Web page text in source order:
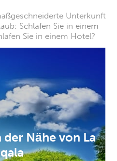
Unterkunft
Schlafen Sie in einem
Sie in einem Hotel?
Nähe von La